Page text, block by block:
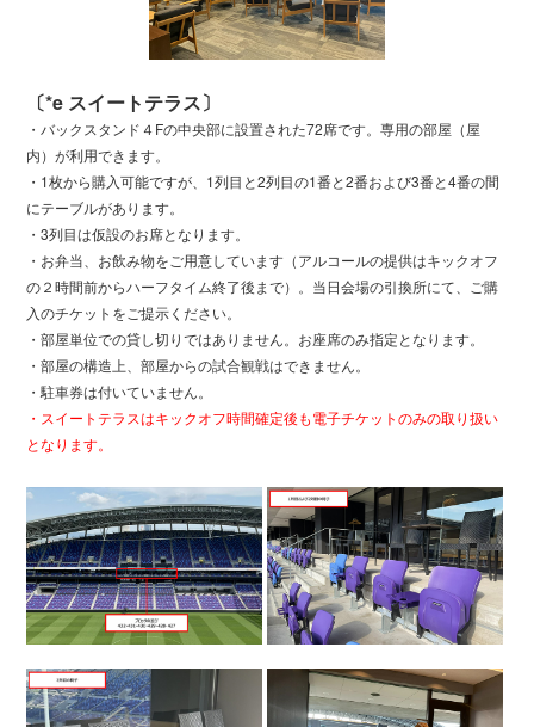
〔*e スイートテラス〕
・バックスタンド４Fの中央部に設置された72席です。専用の部屋（屋
内）が利用できます。
・1枚から購入可能ですが、1列目と2列目の1番と2番および3番と4番の間
にテーブルがあります。
・3列目は仮設のお席となります。
・お弁当、お飲み物をご用意しています（アルコールの提供はキックオフ
の２時間前からハーフタイム終了後まで）。当日会場の引換所にて、ご購
入のチケットをご提示ください。
・部屋単位での貸し切りではありません。お座席のみ指定となります。
・部屋の構造上、部屋からの試合観戦はできません。
・駐車券は付いていません。
・スイートテラスはキックオフ時間確定後も電子チケットのみの取り扱い
となります。